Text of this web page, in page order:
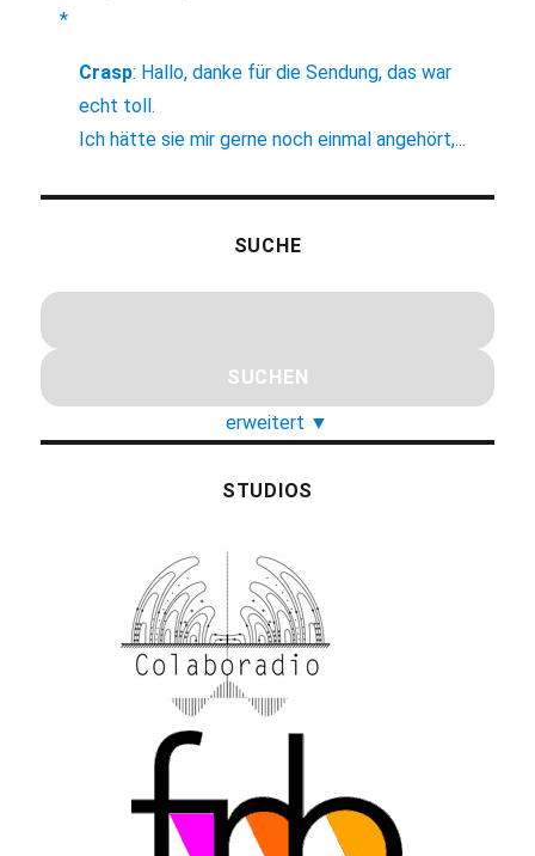
*
Crasp: Hallo, danke für die Sendung, das war
echt toll.
Ich hätte sie mir gerne noch einmal angehört,...
SUCHE
erweitert ▼
STUDIOS